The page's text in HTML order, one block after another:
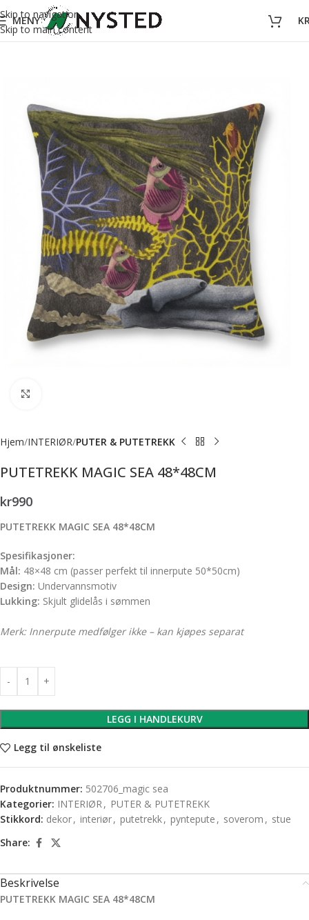
Skip to navigation
Skip to main content
MENY
Hjem INTERIØR PUTER & PUTETREKK
PUTETREKK MAGIC SEA 48*48CM
kr990
PUTETREKK MAGIC SEA 48*48CM
Spesifikasjoner:
Mål: 48×48 cm (passer perfekt til innerpute 50*50cm)
Design: Undervannsmotiv
Lukking: Skjult glidelås i sømmen
Merk: Innerpute medfølger ikke – kan kjøpes separat
LEGG I HANDLEKURV
Legg til ønskeliste
Produktnummer: 502706_magic sea
Kategorier: INTERIØR , PUTER & PUTETREKK
Stikkord: dekor, interiør, putetrekk, pyntepute , soverom , stue
Share:
Beskrivelse
PUTETREKK MAGIC SEA 48*48CM